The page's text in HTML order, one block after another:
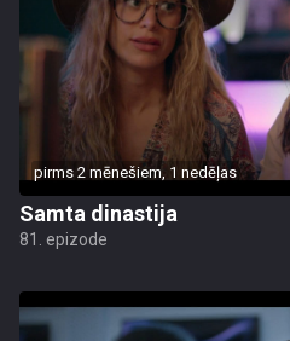
pirms 2 mēnešiem, 1 nedēļas
Samta dinastija
81. epizode